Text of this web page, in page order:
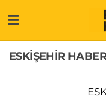
ESKİŞEHİR HABER
GÜNDEM
Hakkımızda
Odunpazarı